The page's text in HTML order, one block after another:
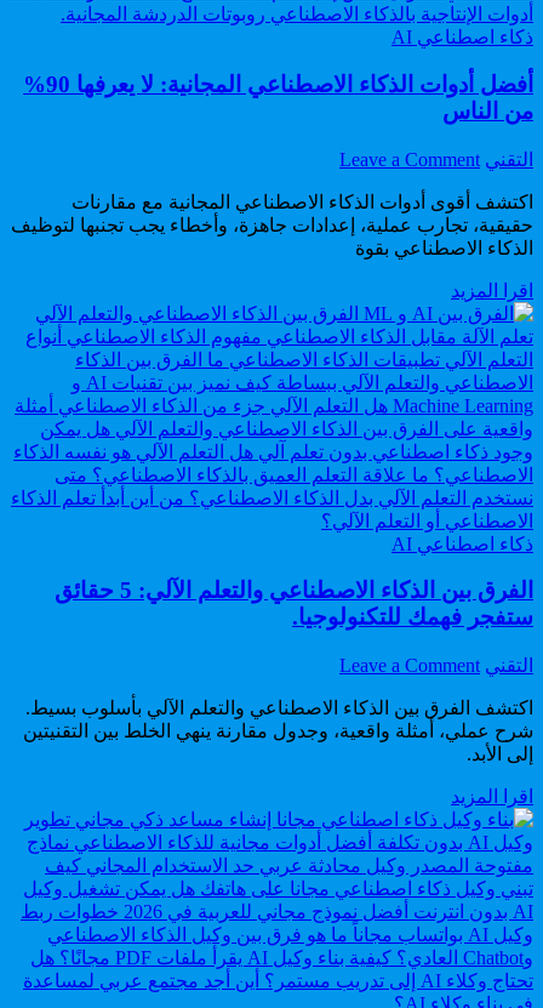
Posted
ذكاء اصطناعي AI
أفضل أدوات الذكاء الاصطناعي المجانية: لا يعرفها 90%
من الناس
Author:
التقني Leave a Comment
on
أدوات
الذكاء
يعرفها
90%
من
الناس
اكتشف أقوى أدوات الذكاء الاصطناعي المجانية مع مقارنات
حقيقية، تجارب عملية، إعدادات جاهزة، وأخطاء يجب تجنبها لتوظيف
الذكاء الاصطناعي بقوة
اقرا المزيد
أدوات
الذكاء
الاصطناعي
المجانية:
لا
يعرفها
90%
من
الناس
Posted
ذكاء اصطناعي AI
الفرق بين الذكاء الاصطناعي والتعلم الآلي: 5 حقائق
ستفجر فهمك للتكنولوجيا.
Author:
التقني Leave a Comment
on
بين
الذكاء
5
حقائق
ستفجر
فهمك
للتكنولوجيا.
اكتشف الفرق بين الذكاء الاصطناعي والتعلم الآلي بأسلوب بسيط.
شرح عملي، أمثلة واقعية، وجدول مقارنة ينهي الخلط بين التقنيتين
إلى الأبد.
اقرا المزيد
بين
الذكاء
الاصطناعي
والتعلم
الآلي:
5
حقائق
ستفجر
فهمك